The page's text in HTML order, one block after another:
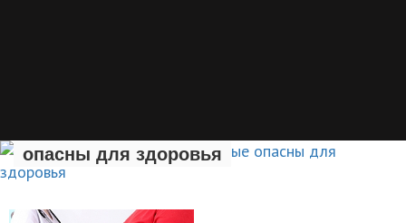
опасны для здоровья